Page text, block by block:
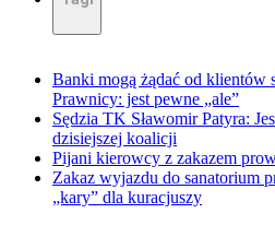
Banki mogą żądać od klientów
Prawnicy: jest pewne „ale”
Sędzia TK Sławomir Patyra:
dzisiejszej koalicji
Pijani kierowcy z zakazem
Zakaz wyjazdu do sanatorium
„kary” dla kuracjuszy